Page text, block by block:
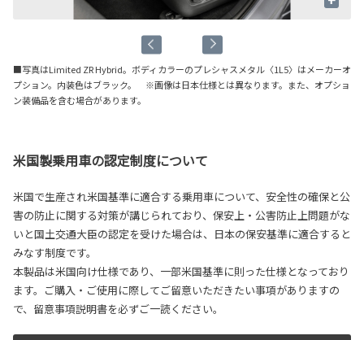
■写真はLimited ZR Hybrid。ボディカラーのプレシャスメタル〈1L5〉はメーカーオ
プション。内装色はブラック。 ※画像は日本仕様とは異なります。また、オプショ
ン装備品を含む場合があります。
米国製乗用車の認定制度について
米国で生産され米国基準に適合する乗用車について、安全性の確保と公
害の防止に関する対策が講じられており、保安上・公害防止上問題がな
いと国土交通大臣の認定を受けた場合は、日本の保安基準に適合すると
みなす制度です。
本製品は米国向け仕様であり、一部米国基準に則った仕様となっており
ます。ご購入・ご使用に際してご留意いただきたい事項がありますの
で、留意事項説明書を必ずご一読ください。